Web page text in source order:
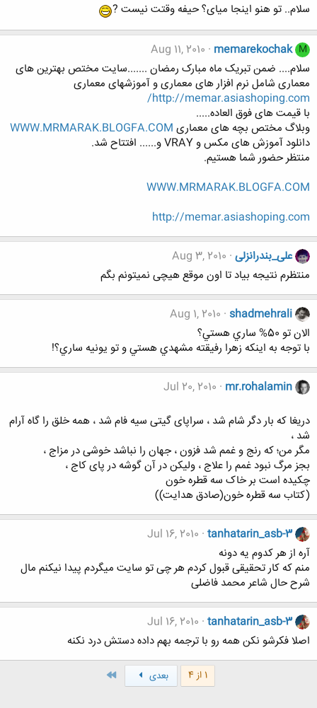
سلام.. تو هنو اینجا میای؟ حیفه وقتت نیست ?
M
memarekochak
Aug 11, 2010
سلام.... ضمن تبریک ماه مبارک رمضان .......سایت مختص بهترین های
معماری شامل نرم افزار های معماری و آموزشهای معماری
http://memar.asiashoping.com/
با قیمت های فوق العاده.....
وبلاگ مختص بچه های معماری WWW.MRMARAK.BLOGFA.COM
دانلود آموزش های مکس و VRAY و...... افتتاح شد.
منتظر حضور شما هستیم.
WWW.MRMARAK.BLOGFA.COM
http://memar.asiashoping.com
علی_بندرانزلی Aug 3, 2010
منتظرم نتیجه بیاد تا اون موقع هیچی نمیتونم بگم
shadmehrali
Aug 1, 2010
الان تو 50% ساري هستي؟
با توجه به اينكه زهرا رفيقته مشهدي هستي و تو يونيه ساري؟!
mr.rohalamin
Jul 20, 2010
دریغا که بار دگر شام شد ، سراپای گیتی سیه فام شد ، همه خلق را گاه آرام
شد ،
مگر من؛ که رنج و غمم شد فزون ، جهان را نباشد خوشی در مزاج ،
بجز مرگ نبود غمم را علاج ، ولیکن در آن گوشه در پای کاج ،
چکیده است بر خاک سه قطره خون
(کتاب سه قطره خون(صادق هدایت))
tanhatarin_asb-3
Jul 16, 2010
آره از هر کدوم یه دونه
منم که کار تحقیقی قبول کردم هر چی تو سایت میگردم پیدا نیکنم مال
شرح حال شاعر محمد فاضلی
tanhatarin_asb-3
Jul 16, 2010
اصلا فکرشو نکن همه رو با ترجمه بهم داده دستش درد نکنه
1 از 4 بعدی